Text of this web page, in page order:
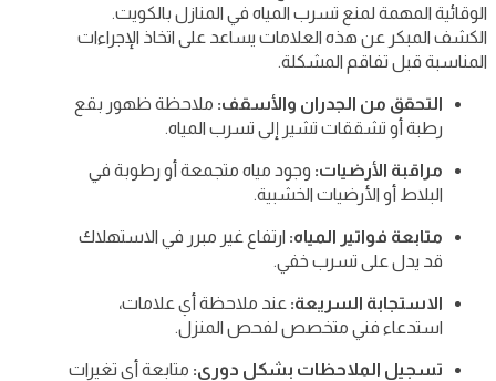
الوقائية المهمة لمنع تسرب المياه في المنازل بالكويت.
الكشف المبكر عن هذه العلامات يساعد على اتخاذ الإجراءات
المناسبة قبل تفاقم المشكلة.
التحقق من الجدران والأسقف: ملاحظة ظهور بقع
رطبة أو تشققات تشير إلى تسرب المياه.
مراقبة الأرضيات: وجود مياه متجمعة أو رطوبة في
البلاط أو الأرضيات الخشبية.
متابعة فواتير المياه: ارتفاع غير مبرر في الاستهلاك
قد يدل على تسرب خفي.
الاستجابة السريعة: عند ملاحظة أي علامات،
استدعاء فني متخصص لفحص المنزل.
تسجيل الملاحظات بشكل دوري: متابعة أي تغيرات